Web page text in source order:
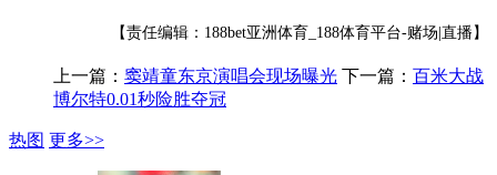
【责任编辑：188bet亚洲体育_188体育平台-赌场|直播】
上一篇： 窦靖童东京演唱会现场曝光 下一篇： 百米大战
博尔特0.01秒险胜夺冠
热图 更多>>